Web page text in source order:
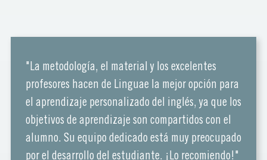
"La metodología, el material y los excelentes
profesores hacen de Linguae la mejor opción para
el aprendizaje personalizado del inglés, ya que los
objetivos de aprendizaje son compartidos con el
alumno. Su equipo dedicado está muy preocupado
por el desarrollo del estudiante. ¡Lo recomiendo!"